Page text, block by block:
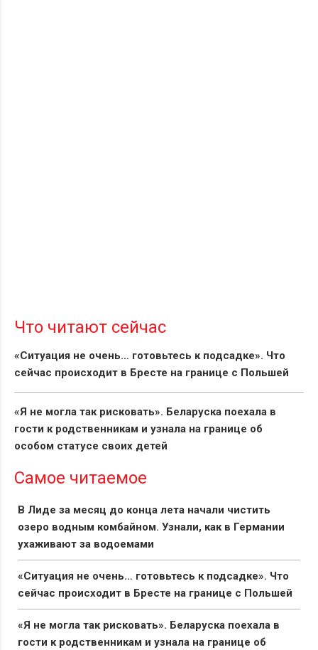
Что читают сейчас
«Ситуация не очень… готовьтесь к подсадке». Что
сейчас происходит в Бресте на границе с Польшей
«Я не могла так рисковать». Беларуска поехала в
гости к родственникам и узнала на границе об
особом статусе своих детей
Самое читаемое
В Лиде за месяц до конца лета начали чистить
озеро водным комбайном. Узнали, как в Германии
ухаживают за водоемами
«Ситуация не очень… готовьтесь к подсадке». Что
сейчас происходит в Бресте на границе с Польшей
«Я не могла так рисковать». Беларуска поехала в
гости к родственникам и узнала на границе об